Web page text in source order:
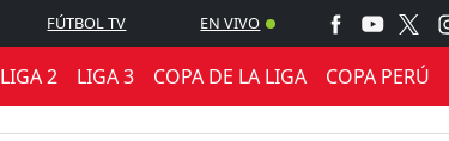
FÚTBOL TV EN VIVO
LIGA 2 LIGA 3 COPA DE LA LIGA COPA PERÚ